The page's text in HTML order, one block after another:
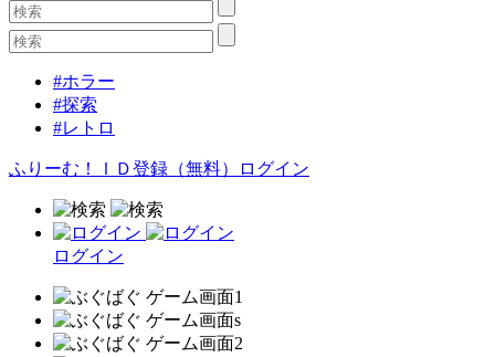
#ホラー
#探索
#レトロ
ふりーむ！ＩＤ登録（無料） ログイン
ログイン